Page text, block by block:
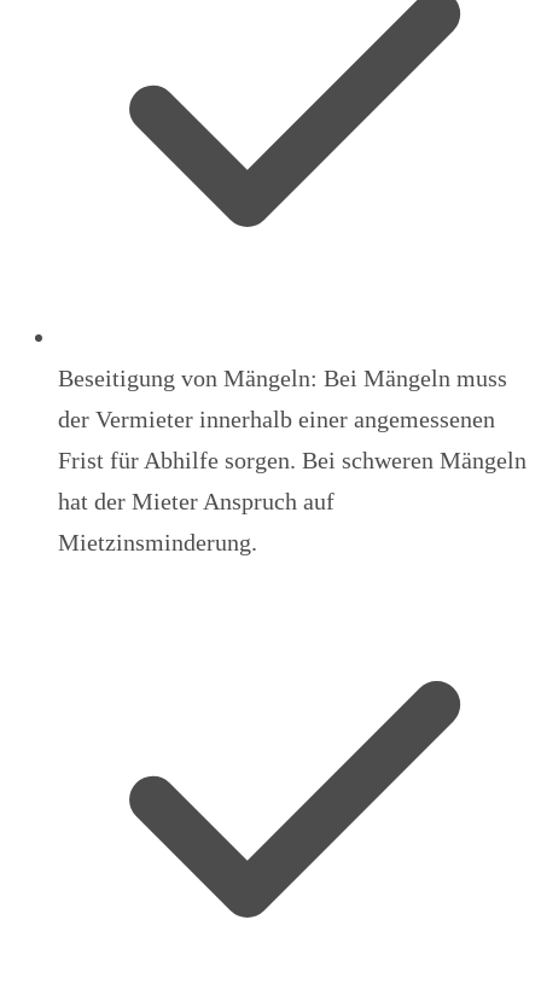
Beseitigung von Mängeln: Bei Mängeln muss
der Vermieter innerhalb einer angemessenen
Frist für Abhilfe sorgen. Bei schweren Mängeln
hat der Mieter Anspruch auf
Mietzinsminderung.